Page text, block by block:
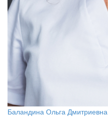
Баландина Ольга Дмитриевна